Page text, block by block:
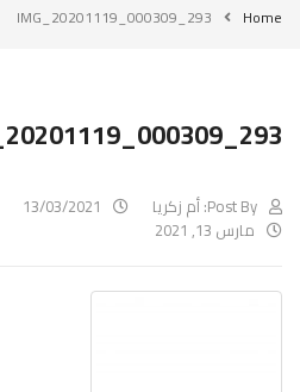
Home
IMG_20201119_000309_293
Post By: أم زكريا 13/03/2021
مارس 13, 2021